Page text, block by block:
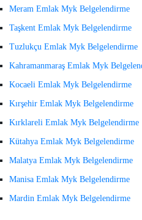
Meram Emlak Myk Belgelendirme
Taşkent Emlak Myk Belgelendirme
Tuzlukçu Emlak Myk Belgelendirme
Kahramanmaraş Emlak Myk
Kocaeli Emlak Myk Belgelendirme
Kırşehir Emlak Myk Belgelendirme
Kırklareli Emlak Myk Belgelendirme
Kütahya Emlak Myk Belgelendirme
Malatya Emlak Myk Belgelendirme
Manisa Emlak Myk Belgelendirme
Mardin Emlak Myk Belgelendirme